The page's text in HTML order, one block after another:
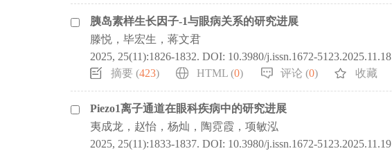
胰岛素样生长因子-1与眼病关系的研究进展
滕悦，毕宏生，蒋文君
2025, 25(11):1826-1832. DOI: 10.3980/j.issn.1672-5123.2025.11.18
摘要 (423) HTML (0) 评论 (0) 收藏
Piezo1离子通道在眼科疾病中的研究进展
夷成龙，赵怡，杨灿，陶霓霞，项敏泓
2025, 25(11):1833-1837. DOI: 10.3980/j.issn.1672-5123.2025.11.19